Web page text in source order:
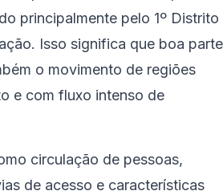
principalmente pelo 1º Distrito
Isso significa que boa parte
o movimento de regiões
e com fluxo intenso de
circulação de pessoas,
de acesso e características